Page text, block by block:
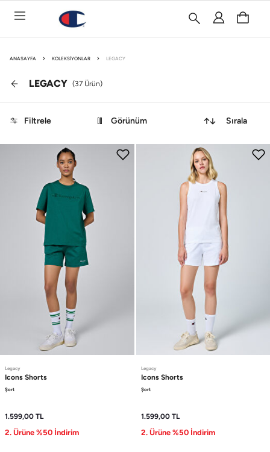
ANASAYFA KOLEKSIYONLAR LEGACY
LEGACY (37 Ürün)
Filtrele Görünüm Sırala
Legacy
Icons Shorts
Şort
1.599,00 TL
2. Ürüne %50 İndirim
Legacy
Icons Shorts
Şort
1.599,00 TL
2. Ürüne %50 İndirim